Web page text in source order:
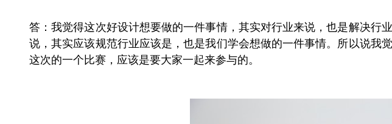
答：我觉得这次好设计想要做的一件事情，其实对行业来说，也是解决行业
说，其实应该规范行业应该是，也是我们学会想做的一件事情。所以说
这次的一个比赛，应该是要大家一起来参与的。